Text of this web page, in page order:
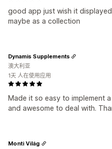
good app just wish it
maybe as a collection
Made it so easy to implement
and awesome to deal with.
Dynamis Supplements
澳大利亚
1天 人在使用应用
Monti Világ